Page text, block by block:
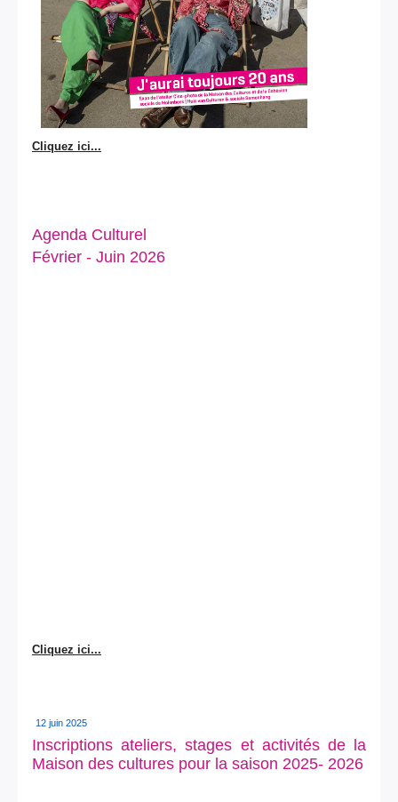
Cliquez ici...
Agenda Culturel
Février - Juin 2026
Cliquez ici...
12 juin 2025
Inscriptions ateliers, stages et activités de la
Maison des cultures pour la saison 2025- 2026